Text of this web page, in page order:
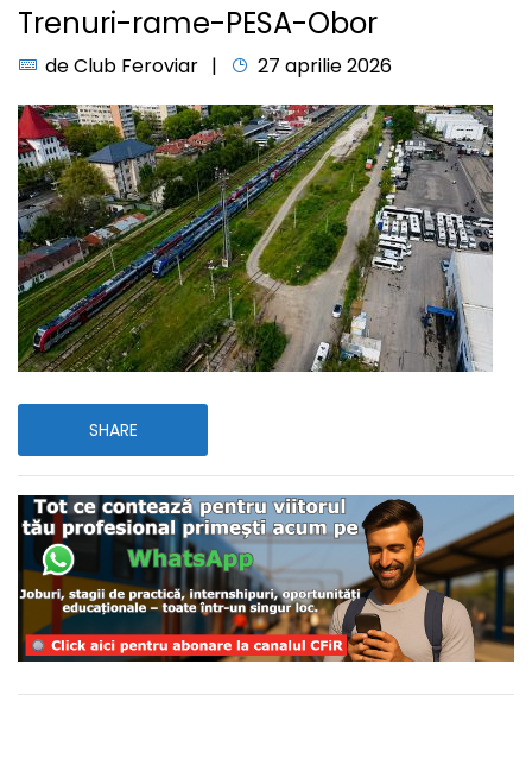
Trenuri-rame-PESA-Obor
deClub Feroviar 27 aprilie 2026
SHARE